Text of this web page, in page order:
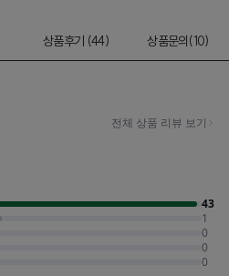
상품후기 (44) 상품문의(10)